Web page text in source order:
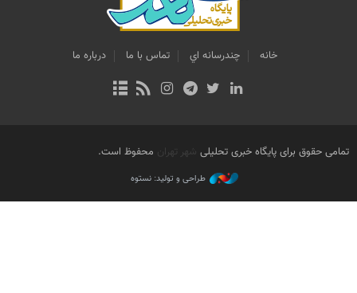
خانه چندرسانه اي تماس با ما درباره ما
تمامی حقوق برای پایگاه خبری تحلیلی شهر تهران محفوظ است.
طراحی و تولید: نستوه